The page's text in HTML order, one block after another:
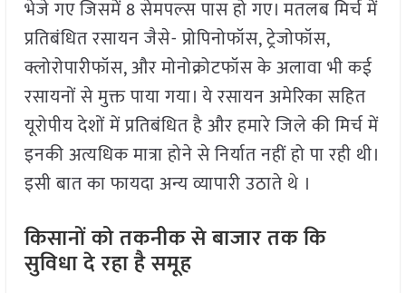
भेजे गए जिसमें 8 सेमपल्स पास हो गए। मतलब मिर्च में
प्रतिबंधित रसायन जैसे- प्रोपिनोफॉस, ट्रेजोफॉस,
क्लोरोपारीफॉस, और मोनोक्रोटफॉस के अलावा भी कई
रसायनों से मुक्त पाया गया। ये रसायन अमेरिका सहित
यूरोपीय देशों में प्रतिबंधित है और हमारे जिले की मिर्च में
इनकी अत्यधिक मात्रा होने से निर्यात नहीं हो पा रही थी।
इसी बात का फायदा अन्य व्यापारी उठाते थे ।
किसानों को तकनीक से बाजार तक कि
सुविधा दे रहा है समूह